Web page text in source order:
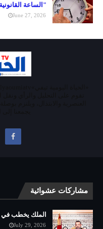
"الساعة
June 27, 2026
مشاركات عشوائية
الملك يخطب في
July 29, 2026